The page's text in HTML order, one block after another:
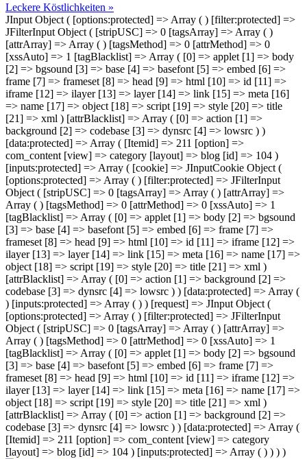
Leckere Köstlichkeiten »
JInput Object ( [options:protected] => Array ( ) [filter:protected] =>
JFilterInput Object ( [stripUSC] => 0 [tagsArray] => Array ( )
[attrArray] => Array ( ) [tagsMethod] => 0 [attrMethod] => 0
[xssAuto] => 1 [tagBlacklist] => Array ( [0] => applet [1] => body
[2] => bgsound [3] => base [4] => basefont [5] => embed [6] =>
frame [7] => frameset [8] => head [9] => html [10] => id [11] =>
iframe [12] => ilayer [13] => layer [14] => link [15] => meta [16]
=> name [17] => object [18] => script [19] => style [20] => title
[21] => xml ) [attrBlacklist] => Array ( [0] => action [1] =>
background [2] => codebase [3] => dynsrc [4] => lowsrc ) )
[data:protected] => Array ( [Itemid] => 211 [option] =>
com_content [view] => category [layout] => blog [id] => 104 )
[inputs:protected] => Array ( [cookie] => JInputCookie Object (
[options:protected] => Array ( ) [filter:protected] => JFilterInput
Object ( [stripUSC] => 0 [tagsArray] => Array ( ) [attrArray] =>
Array ( ) [tagsMethod] => 0 [attrMethod] => 0 [xssAuto] => 1
[tagBlacklist] => Array ( [0] => applet [1] => body [2] => bgsound
[3] => base [4] => basefont [5] => embed [6] => frame [7] =>
frameset [8] => head [9] => html [10] => id [11] => iframe [12] =>
ilayer [13] => layer [14] => link [15] => meta [16] => name [17] =>
object [18] => script [19] => style [20] => title [21] => xml )
[attrBlacklist] => Array ( [0] => action [1] => background [2] =>
codebase [3] => dynsrc [4] => lowsrc ) ) [data:protected] => Array (
) [inputs:protected] => Array ( ) ) [request] => JInput Object (
[options:protected] => Array ( ) [filter:protected] => JFilterInput
Object ( [stripUSC] => 0 [tagsArray] => Array ( ) [attrArray] =>
Array ( ) [tagsMethod] => 0 [attrMethod] => 0 [xssAuto] => 1
[tagBlacklist] => Array ( [0] => applet [1] => body [2] => bgsound
[3] => base [4] => basefont [5] => embed [6] => frame [7] =>
frameset [8] => head [9] => html [10] => id [11] => iframe [12] =>
ilayer [13] => layer [14] => link [15] => meta [16] => name [17] =>
object [18] => script [19] => style [20] => title [21] => xml )
[attrBlacklist] => Array ( [0] => action [1] => background [2] =>
codebase [3] => dynsrc [4] => lowsrc ) ) [data:protected] => Array (
[Itemid] => 211 [option] => com_content [view] => category
[layout] => blog [id] => 104 ) [inputs:protected] => Array ( ) ) ) )